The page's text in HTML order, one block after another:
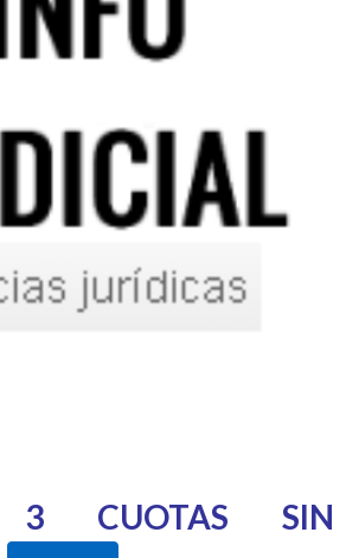
3 CUOTAS SIN